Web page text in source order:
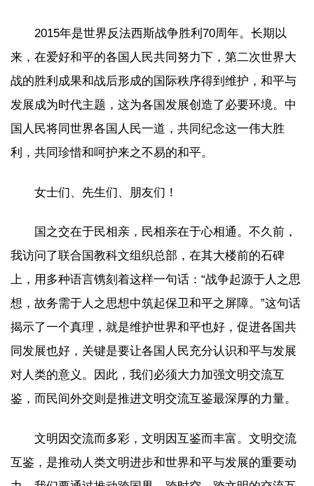
2015年是世界反法西斯战争胜利70周年。长期以
来，在爱好和平的各国人民共同努力下，第二次世界大
战的胜利成果和战后形成的国际秩序得到维护，和平与
发展成为时代主题，这为各国发展创造了必要环境。中
国人民将同世界各国人民一道，共同纪念这一伟大胜
利，共同珍惜和呵护来之不易的和平。
女士们、先生们、朋友们！
国之交在于民相亲，民相亲在于心相通。不久前，
我访问了联合国教科文组织总部，在其大楼前的石碑
上，用多种语言镌刻着这样一句话：“战争起源于人之思
想，故务需于人之思想中筑起保卫和平之屏障。”这句话
揭示了一个真理，就是维护世界和平也好，促进各国共
同发展也好，关键是要让各国人民充分认识和平与发展
对人类的意义。因此，我们必须大力加强文明交流互
鉴，而民间外交则是推进文明交流互鉴最深厚的力量。
文明因交流而多彩，文明因互鉴而丰富。文明交流
互鉴，是推动人类文明进步和世界和平与发展的重要动